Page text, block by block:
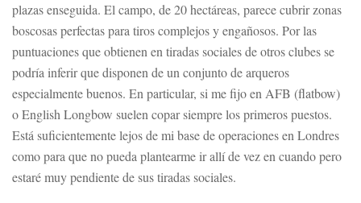
plazas enseguida. El campo, de 20 hectáreas, parece cubrir zonas
boscosas perfectas para tiros complejos y engañosos. Por las
puntuaciones que obtienen en tiradas sociales de otros clubes se
podría inferir que disponen de un conjunto de arqueros
especialmente buenos. En particular, si me fijo en AFB (flatbow)
o English Longbow suelen copar siempre los primeros puestos.
Está suficientemente lejos de mi base de operaciones en Londres
como para que no pueda plantearme ir allí de vez en cuando pero
estaré muy pendiente de sus tiradas sociales.